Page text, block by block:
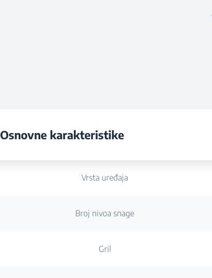
Osnovne karakteristike
Vrsta uređaja
Broj nivoa snage
Gril